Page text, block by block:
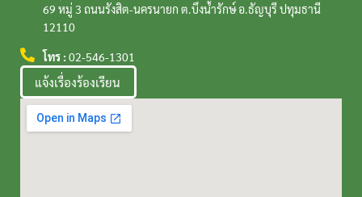
69 หมู่ 3 ถนนรังสิต-นครนายก ต.บึงน้ำรักษ์ อ.ธัญบุรี ปทุมธานี
12110
โทร : 02-546-1301
แจ้งเรื่องร้องเรียน